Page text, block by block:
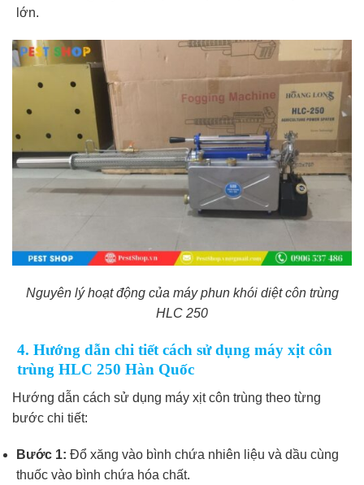
lớn.
Nguyên lý hoạt động của máy phun khói diệt côn trùng
HLC 250
4. Hướng dẫn chi tiết cách sử dụng máy xịt côn
trùng HLC 250 Hàn Quốc
Hướng dẫn cách sử dụng máy xịt côn trùng theo từng
bước chi tiết:
Bước 1: Đổ xăng vào bình chứa nhiên liệu và dầu cùng
thuốc vào bình chứa hóa chất.